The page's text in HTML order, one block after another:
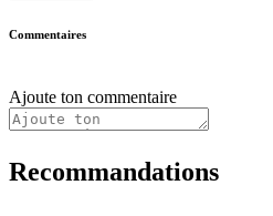
Commentaires
Ajoute ton commentaire
Recommandations